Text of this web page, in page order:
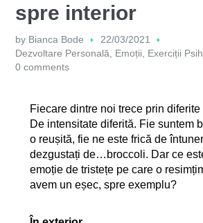
spre interior
by Bianca Bode
22/03/2021
Dezvoltare Personală
Emoții
Exerciții
0 comments
Fiecare dintre noi trece prin
De intensitate diferită. Fie suntem
o reușită, fie ne este frică de
dezgustați de…broccoli. Dar ce
emoție de tristețe pe care o
avem un eșec, spre exemplu?